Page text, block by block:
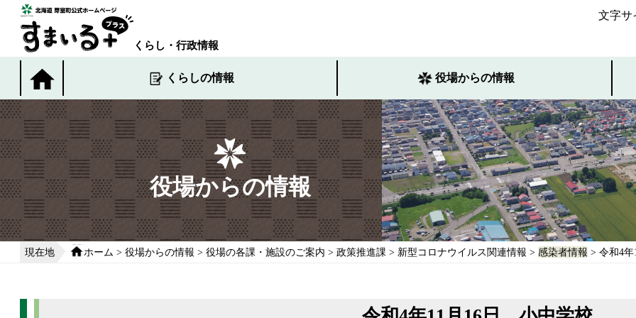
くらし・行政情報
文字サ
くらしの情報 役場からの情報
役場からの情報
現在地 ホーム > 役場からの情報 > 役場の各課・施設のご案内 > 政策推進課 > 新型コロナウイルス関連情報 > 感染者情報 > 令和4